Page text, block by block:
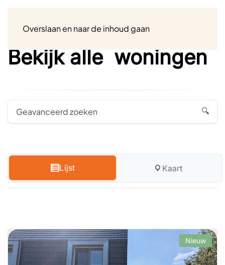
Overslaan en naar de inhoud gaan
Bekijk alle woningen
Geavanceerd zoeken
Lijst Kaart
Nieuw